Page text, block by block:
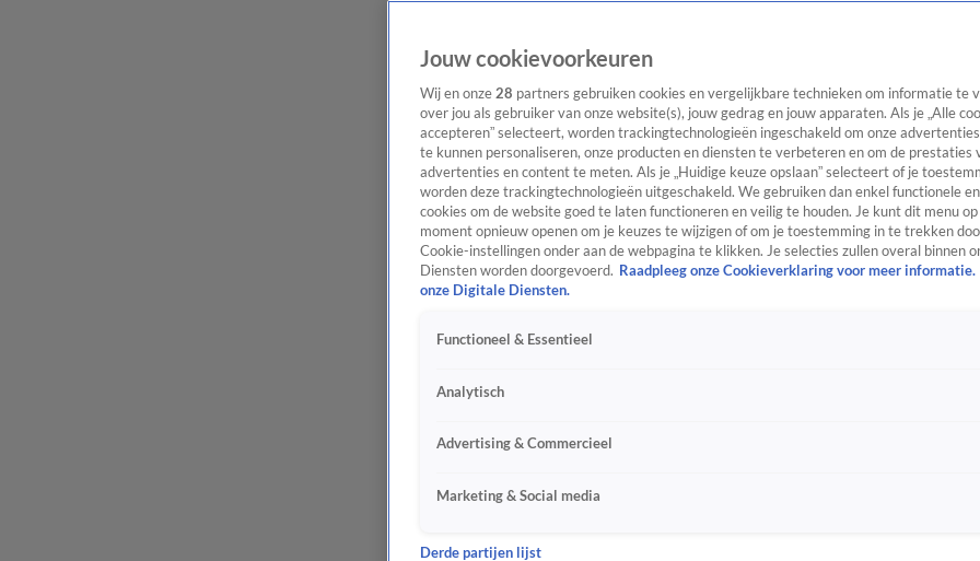
Jouw cookievoorkeuren
Wij en onze 28 partners gebruiken cookies en vergelijkbare technieken om informatie te
over jou als gebruiker van onze website(s), jouw gedrag en jouw apparaten. Als je „Alle
accepteren” selecteert, worden trackingtechnologieën ingeschakeld om onze
te kunnen personaliseren, onze producten en diensten te verbeteren en om de prestaties
advertenties en content te meten. Als je „Huidige keuze opslaan” selecteert of je
worden deze trackingtechnologieën uitgeschakeld. We gebruiken dan enkel functionele
cookies om de website goed te laten functioneren en veilig te houden. Je kunt dit menu
moment opnieuw openen om je keuzes te wijzigen of om je toestemming in te trekken
Cookie-instellingen onder aan de webpagina te klikken. Je selecties zullen overal binnen
Diensten worden doorgevoerd. Raadpleeg onze Cookieverklaring voor meer informatie.
onze Digitale Diensten.
Functioneel & Essentieel
Analytisch
Advertising & Commercieel
Marketing & Social media
Derde partijen lijst